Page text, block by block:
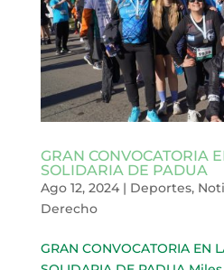
GRAN CONVOCATORIA
SOLIDARIA DE PADUA
Ago 12, 2024| Deportes,
Derecho
GRAN CONVOCATORIA EN